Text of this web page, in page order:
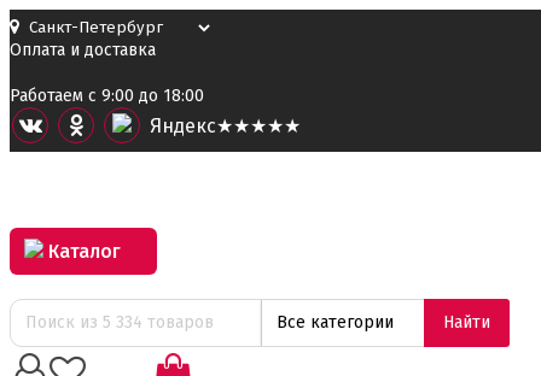
Оплата и доставка
Работаем с 9:00 до 18:00
Яндекс★★★★★
Каталог
Все категории Найти